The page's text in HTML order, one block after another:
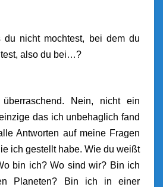
du nicht mochtest, bei dem du
also du bei…?
Nein, nicht ein
das ich unbehaglich fand
Antworten auf meine Fragen
ich gestellt habe. Wie du weißt
bin ich? Wo sind wir? Bin ich
Planeten? Bin ich in einer